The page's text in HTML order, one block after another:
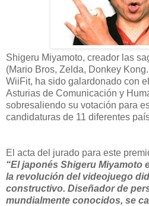
Shigeru Miyamoto, creador las
(Mario Bros, Zelda, Donkey
WiiFit, ha sido galardonado con
Asturias de Comunicación y
sobresaliendo su votación para
candidaturas de 11 diferentes
El acta del jurado para este
“El japonés Shigeru Miyamoto
la revolución del videojuego
constructivo. Diseñador de
mundialmente conocidos, se